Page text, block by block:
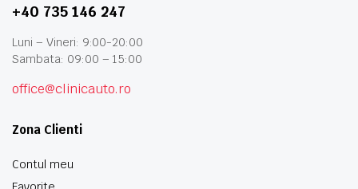
+40 735 146 247
Luni – Vineri: 9:00-20:00
Sambata: 09:00 – 15:00
office@clinicauto.ro
Zona Clienti
Contul meu